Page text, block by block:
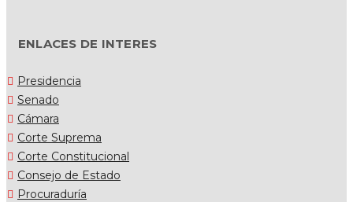
ENLACES DE INTERES
Presidencia
Senado
Cámara
Corte Suprema
Corte Constitucional
Consejo de Estado
Procuraduría